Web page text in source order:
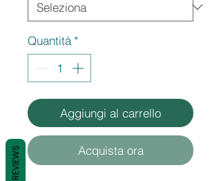
Quantità *
Aggiungi al carrello
Acquista ora
REVIEWS